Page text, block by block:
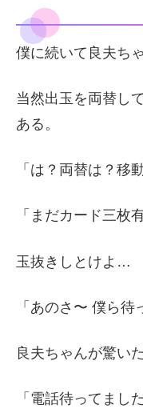
僕に続いて良夫ち
当然出玉を両替し
ある。
「は？両替は？移
「まだカード三枚
玉抜きしとけよ…
「あのさ〜 僕ら待
良夫ちゃんが驚い
「電話待ってまし